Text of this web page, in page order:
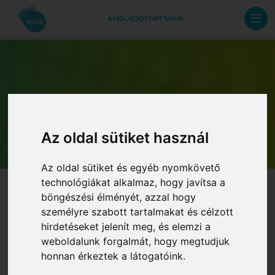
Az oldal sütiket használ
Az oldal sütiket és egyéb nyomkövető
technológiákat alkalmaz, hogy javítsa a
böngészési élményét, azzal hogy
személyre szabott tartalmakat és célzott
hirdetéseket jelenít meg, és elemzi a
weboldalunk forgalmát, hogy megtudjuk
honnan érkeztek a látogatóink.
A MOL-CSOPORT TAGJA
Dunaújváros+Fadd összevont